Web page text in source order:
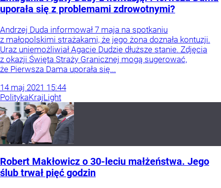
uporała się z problemami zdrowotnymi?
Andrzej Duda informował 7 maja na spotkaniu
z małopolskimi strażakami, że jego żona doznała kontuzji.
Uraz uniemożliwiał Agacie Dudzie dłuższe stanie. Zdjęcia
z okazji Święta Straży Granicznej mogą sugerować,
że Pierwsza Dama uporała się...
14 maj 2021 15:44
PolitykaKrajLight
Robert Makłowicz o 30-leciu małżeństwa. Jego
ślub trwał pięć godzin